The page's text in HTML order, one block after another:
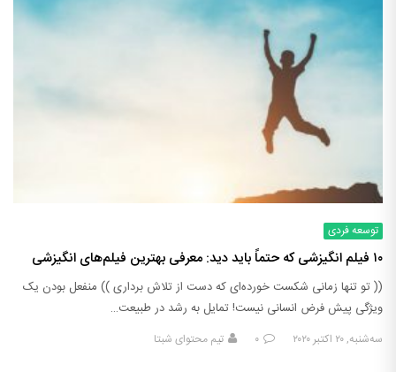
توسعه فردی
۱۰ فیلم انگیزشی که حتماً باید دید: معرفی بهترین فیلم‌های انگیزشی
(( تو تنها زمانی شکست خورده‌ای که دست از تلاش برداری )) منفعل بودن یک
ویژگی پیش فرض انسانی نیست! تمایل به رشد در طبیعت…
سه‌شنبه, ۲۰ اکتبر ۲۰۲۰ ۰ تیم محتوای شبتا